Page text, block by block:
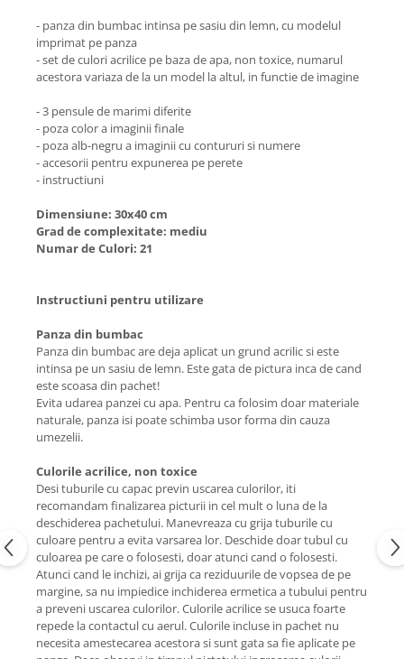
- panza din bumbac intinsa pe sasiu din lemn, cu modelul
imprimat pe panza
- set de culori acrilice pe baza de apa, non toxice, numarul
acestora variaza de la un model la altul, in functie de imagine
- 3 pensule de marimi diferite
- poza color a imaginii finale
- poza alb-negru a imaginii cu contururi si numere
- accesorii pentru expunerea pe perete
- instructiuni
Dimensiune: 30x40 cm
Grad de complexitate: mediu
Numar de Culori: 21
Instructiuni pentru utilizare
Panza din bumbac
Panza din bumbac are deja aplicat un grund acrilic si este
intinsa pe un sasiu de lemn. Este gata de pictura inca de cand
este scoasa din pachet!
Evita udarea panzei cu apa. Pentru ca folosim doar materiale
naturale, panza isi poate schimba usor forma din cauza
umezelii.
Culorile acrilice, non toxice
Desi tuburile cu capac previn uscarea culorilor, iti
recomandam finalizarea picturii in cel mult o luna de la
deschiderea pachetului. Manevreaza cu grija tuburile cu
culoare pentru a evita varsarea lor. Deschide doar tubul cu
culoarea pe care o folosesti, doar atunci cand o folosesti.
Atunci cand le inchizi, ai grija ca reziduurile de vopsea de pe
margine, sa nu impiedice inchiderea ermetica a tubului pentru
a preveni uscarea culorilor. Culorile acrilice se usuca foarte
repede la contactul cu aerul. Culorile incluse in pachet nu
necesita amestecarea acestora si sunt gata sa fie aplicate pe